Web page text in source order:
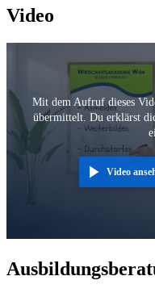
Video
Mit dem Aufruf dieses
übermittelt. Du erklärst
Video